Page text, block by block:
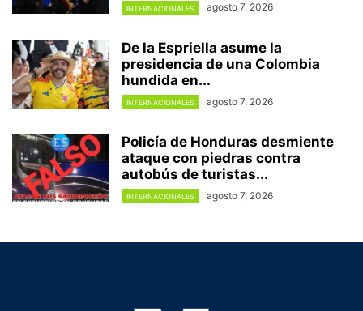
INTERNACIONALES agosto 7, 2026
De la Espriella asume la
presidencia de una Colombia
hundida en...
INTERNACIONALES agosto 7, 2026
Policía de Honduras desmiente
ataque con piedras contra
autobús de turistas...
INTERNACIONALES agosto 7, 2026